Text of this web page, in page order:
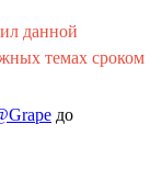
данной
темах сроком
до